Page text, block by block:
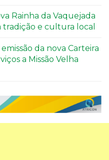
Rainha da Vaquejada
e cultura local
da nova Carteira
a Missão Velha